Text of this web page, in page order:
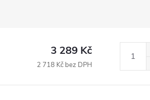
3 289 Kč
2 718 Kč bez DPH